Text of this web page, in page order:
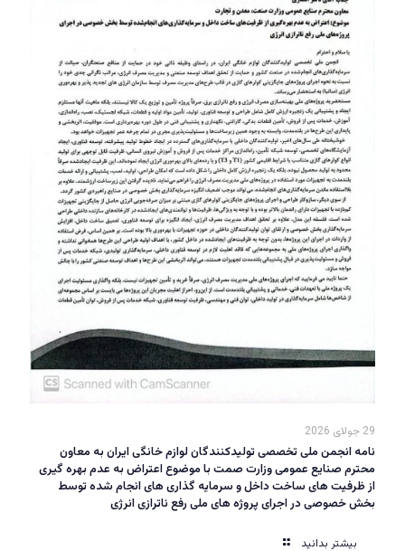
29 جولای 2026
نامه انجمن ملی تخصصی تولیدکنندگان لوازم خانگی ایران به معاون
محترم صنایع عمومی وزارت صمت با موضوع اعتراض به عدم بهره گیری
از ظرفیت های ساخت داخل و سرمایه گذاری های انجام شده توسط
بخش خصوصی در اجرای پروژه های ملی رفع ناترازی انرژی
بیشتر بدانید